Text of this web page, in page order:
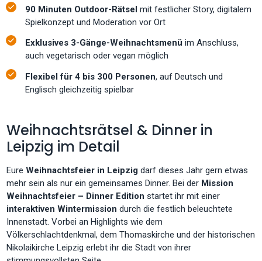
90 Minuten Outdoor-Rätselmit festlicher Story, digitalem
Spielkonzept und Moderation vor Ort
Exklusives 3-Gänge-Weihnachtsmenü im Anschluss,
auch vegetarisch oder vegan möglich
Flexibel für 4 bis 300 Personen, auf Deutsch und
Englisch gleichzeitig spielbar
Weihnachtsrätsel & Dinner in
Leipzig im Detail
EureWeihnachtsfeier in Leipzigdarf dieses Jahr gern etwas
mehr sein als nur ein gemeinsames Dinner. Bei der Mission
Weihnachtsfeier – Dinner Editionstartet ihr mit einer
interaktiven Wintermission durch die festlich beleuchtete
Innenstadt. Vorbei an Highlights wie dem
Völkerschlachtdenkmal, dem Thomaskirche und der historischen
Nikolaikirche Leipzig erlebt ihr die Stadt von ihrer